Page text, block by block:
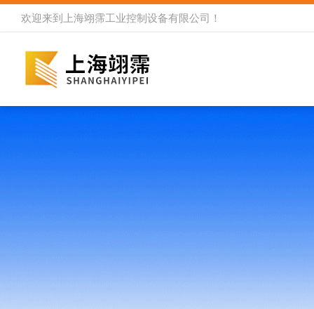
欢迎来到 上海翊霈工业控制设备有限公司 ！